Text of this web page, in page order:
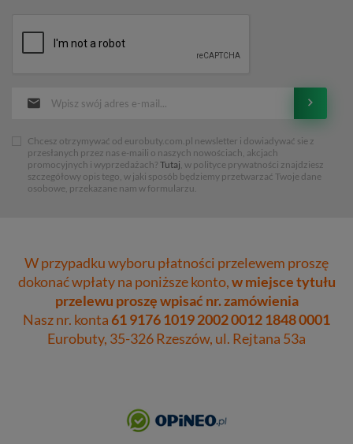
Chcesz otrzymywać od eurobuty.com.pl newsletter i dowiadywać sie z
przesłanych przez nas e-maili o naszych nowościach, akcjach
promocyjnych i wyprzedażach? Tutaj , w polityce prywatności znajdziesz
szczegółowy opis tego, w jaki sposób będziemy przetwarzać Twoje dane
osobowe, przekazane nam w formularzu.
W przypadku wyboru płatności przelewem proszę
dokonać wpłaty na poniższe konto,w miejsce tytułu
przelewu proszę wpisać nr. zamówienia
Nasz nr. konta61 9176 1019 2002 0012 1848 0001
Eurobuty, 35-326 Rzeszów, ul. Rejtana 53a